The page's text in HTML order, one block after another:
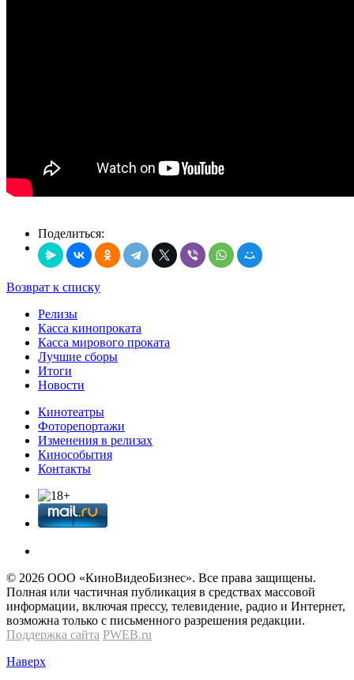
Поделиться:
Возврат к списку
Релизы
Касса кинопроката
Касса мирового проката
Лучшие сборы
Итоги
Новости
Кинотеатры
Фоторепортажи
Изменения в релизах
Кинособытия
Контакты
© 2026 OOО «КиноВидеоБизнес». Все права защищены.
Полная или частичная публикация в средствах массовой
информации, включая прессу, телевидение, радио и Интернет,
возможна только с письменного разрешения редакции.
Поддержка сайта PWEB.ru
Наверх